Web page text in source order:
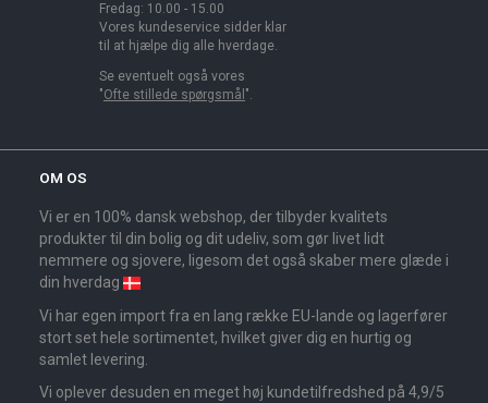
Fredag: 10.00 - 15.00
Vores kundeservice sidder klar
til at hjælpe dig alle hverdage.
Se eventuelt også vores
"Ofte stillede spørgsmål ".
OM OS
Vi er en 100% dansk webshop, der tilbyder kvalitets
produkter til din bolig og dit udeliv, som gør livet lidt
nemmere og sjovere, ligesom det også skaber mere glæde i
din hverdag
Vi har egen import fra en lang række EU-lande og lagerfører
stort set hele sortimentet, hvilket giver dig en hurtig og
samlet levering.
Vi oplever desuden en meget høj kundetilfredshed på 4,9/5